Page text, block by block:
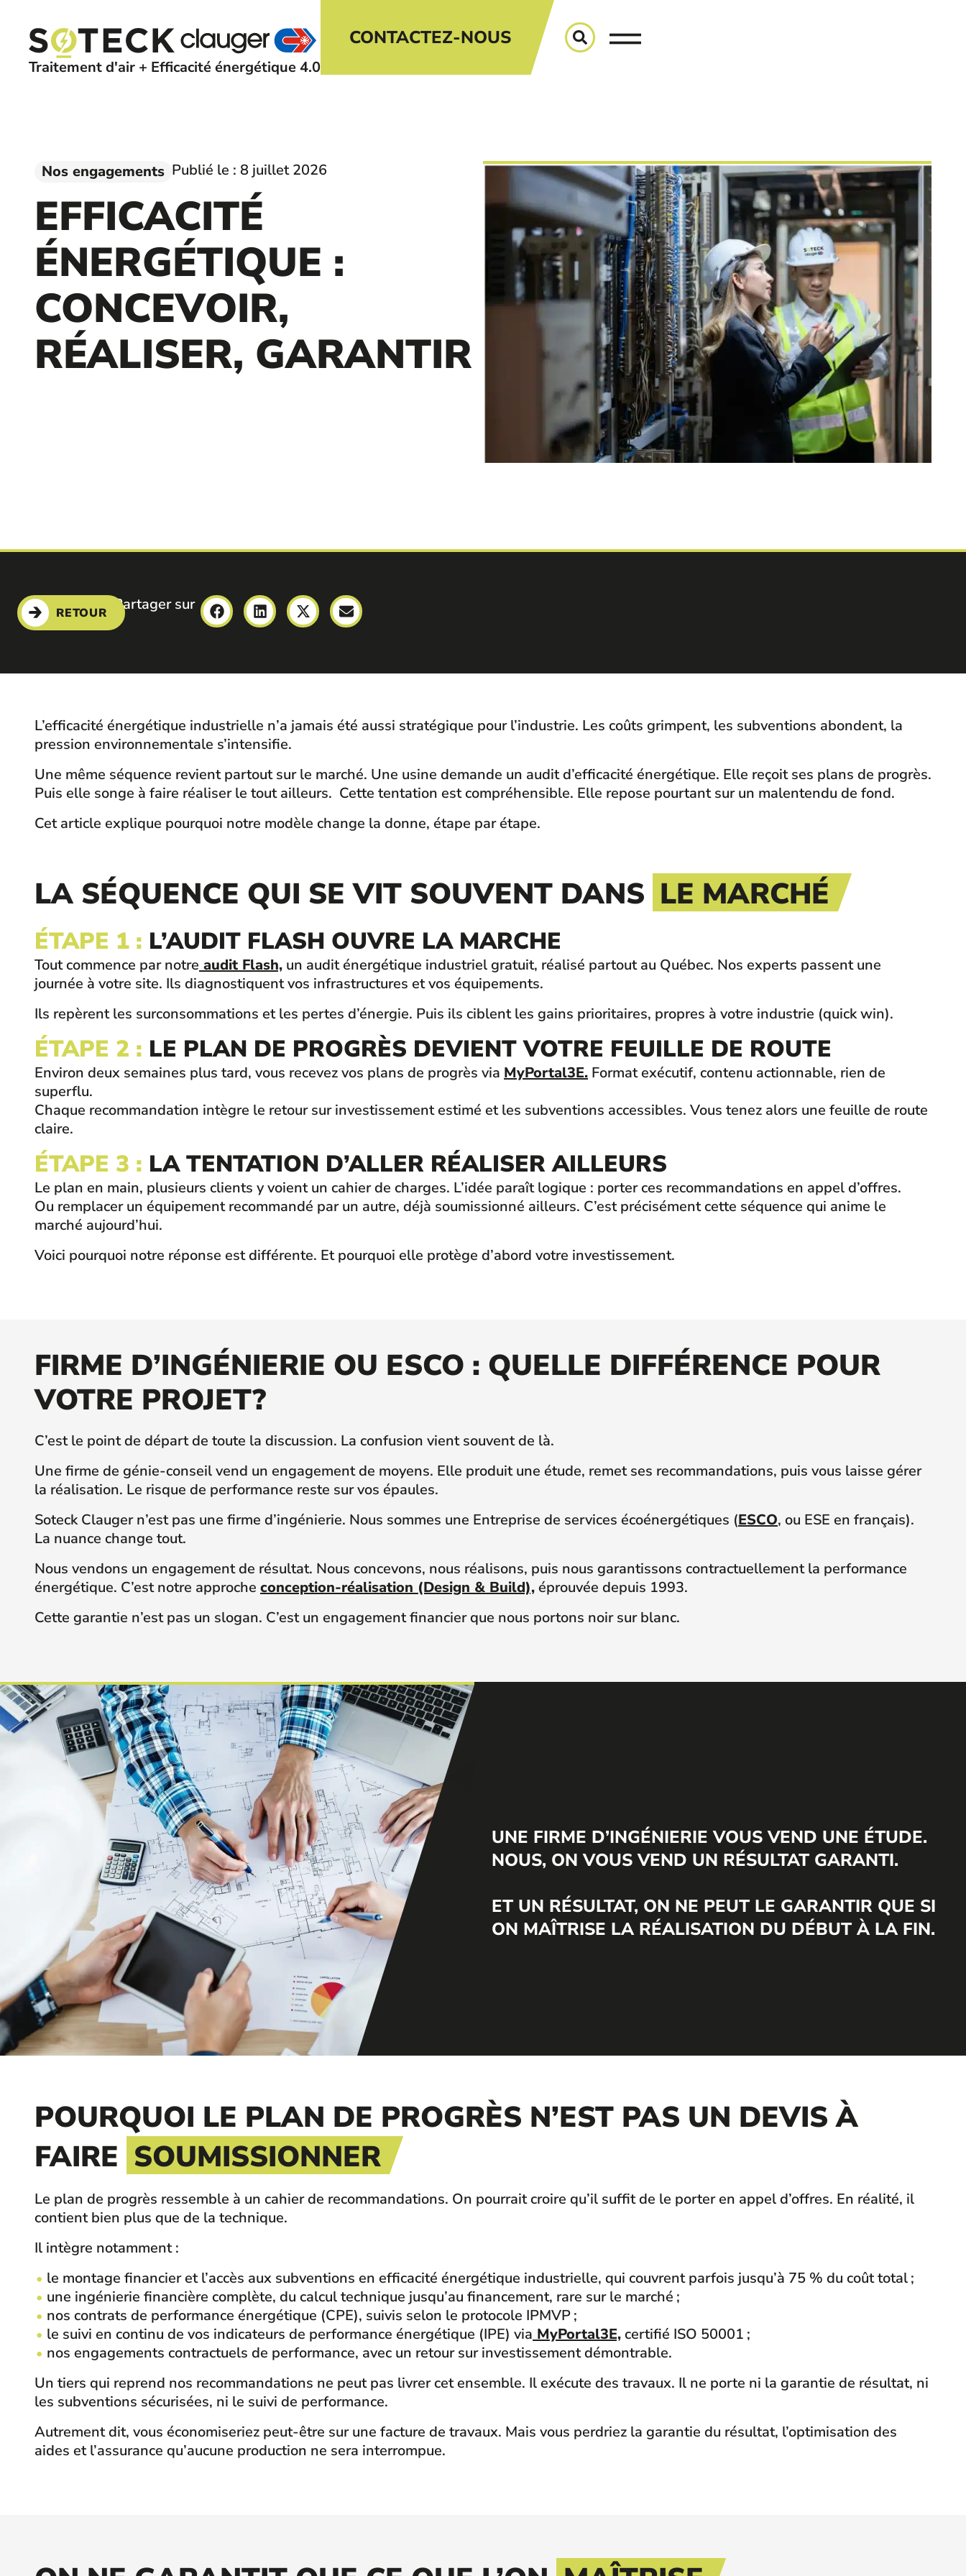
Traitement d'air + Efficacité énergétique 4.0
CONTACTEZ-NOUS
Nos engagements Publié le : 8 juillet 2026
EFFICACITÉ
ÉNERGÉTIQUE :
CONCEVOIR,
RÉALISER, GARANTIR
RETOUR Partager sur
L’efficacité énergétique industrielle n’a jamais été aussi stratégique pour l’industrie. Les coûts grimpent, les subventions abondent, la
pression environnementale s’intensifie.
Une même séquence revient partout sur le marché. Une usine demande un audit d’efficacité énergétique. Elle reçoit ses plans de progrès.
Puis elle songe à faire réaliser le tout ailleurs. Cette tentation est compréhensible. Elle repose pourtant sur un malentendu de fond.
Cet article explique pourquoi notre modèle change la donne, étape par étape.
LA SÉQUENCE QUI SE VIT SOUVENT DANS LE MARCHÉ
ÉTAPE 1 : L’AUDIT FLASH OUVRE LA MARCHE
Tout commence par notre audit Flash, un audit énergétique industriel gratuit, réalisé partout au Québec. Nos experts passent une
journée à votre site. Ils diagnostiquent vos infrastructures et vos équipements.
Ils repèrent les surconsommations et les pertes d’énergie. Puis ils ciblent les gains prioritaires, propres à votre industrie (quick win).
ÉTAPE 2 : LE PLAN DE PROGRÈS DEVIENT VOTRE FEUILLE DE ROUTE
Environ deux semaines plus tard, vous recevez vos plans de progrès via MyPortal3E. Format exécutif, contenu actionnable, rien de
superflu.
Chaque recommandation intègre le retour sur investissement estimé et les subventions accessibles. Vous tenez alors une feuille de route
claire.
ÉTAPE 3 : LA TENTATION D’ALLER RÉALISER AILLEURS
Le plan en main, plusieurs clients y voient un cahier de charges. L’idée paraît logique : porter ces recommandations en appel d’offres.
Ou remplacer un équipement recommandé par un autre, déjà soumissionné ailleurs. C’est précisément cette séquence qui anime le
marché aujourd’hui.
Voici pourquoi notre réponse est différente. Et pourquoi elle protège d’abord votre investissement.
FIRME D’INGÉNIERIE OU ESCO : QUELLE DIFFÉRENCE POUR
VOTRE PROJET?
C’est le point de départ de toute la discussion. La confusion vient souvent de là.
Une firme de génie-conseil vend un engagement de moyens. Elle produit une étude, remet ses recommandations, puis vous laisse gérer
la réalisation. Le risque de performance reste sur vos épaules.
Soteck Clauger n’est pas une firme d’ingénierie. Nous sommes une Entreprise de services écoénergétiques (ESCO, ou ESE en français).
La nuance change tout.
Nous vendons un engagement de résultat. Nous concevons, nous réalisons, puis nous garantissons contractuellement la performance
énergétique. C’est notre approche conception-réalisation (Design & Build),éprouvée depuis 1993.
Cette garantie n’est pas un slogan. C’est un engagement financier que nous portons noir sur blanc.
UNE FIRME D’INGÉNIERIE VOUS VEND UNE ÉTUDE.
NOUS, ON VOUS VEND UN RÉSULTAT GARANTI.
ET UN RÉSULTAT, ON NE PEUT LE GARANTIR QUE SI
ON MAÎTRISE LA RÉALISATION DU DÉBUT À LA FIN.
POURQUOI LE PLAN DE PROGRÈS N’EST PAS UN DEVIS À
FAIRE SOUMISSIONNER
Le plan de progrès ressemble à un cahier de recommandations. On pourrait croire qu’il suffit de le porter en appel d’offres. En réalité, il
contient bien plus que de la technique.
Il intègre notamment :
le montage financier et l’accès aux subventions en efficacité énergétique industrielle, qui couvrent parfois jusqu’à 75 % du coût total ;
une ingénierie financière complète, du calcul technique jusqu’au financement, rare sur le marché ;
nos contrats de performance énergétique (CPE), suivis selon le protocole IPMVP ;
le suivi en continu de vos indicateurs de performance énergétique (IPE) via MyPortal3E,certifié ISO 50001 ;
nos engagements contractuels de performance, avec un retour sur investissement démontrable.
Un tiers qui reprend nos recommandations ne peut pas livrer cet ensemble. Il exécute des travaux. Il ne porte ni la garantie de résultat, ni
les subventions sécurisées, ni le suivi de performance.
Autrement dit, vous économiseriez peut-être sur une facture de travaux. Mais vous perdriez la garantie du résultat, l’optimisation des
aides et l’assurance qu’aucune production ne sera interrompue.